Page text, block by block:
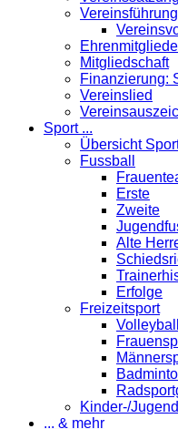
Vereinsführung
Mitgliedschaft
Finanzierung:
Vereinslied
Sport ...
Übersicht
Fussball
Erste
Zweite
Alte
Erfolge
Freizeitsport
Volleyball
Kinder-/
... & mehr